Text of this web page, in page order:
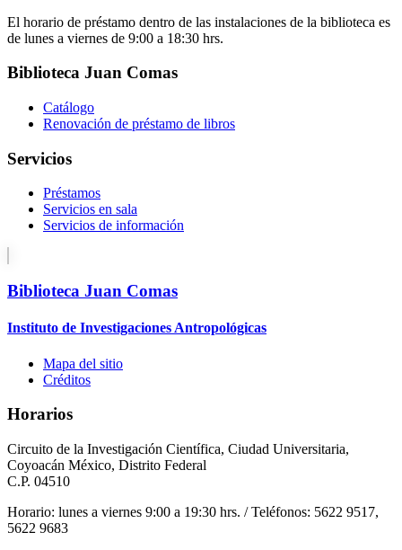
El horario de préstamo dentro de las instalaciones de la biblioteca es
de lunes a viernes de 9:00 a 18:30 hrs.
Biblioteca Juan Comas
Catálogo
Renovación de préstamo de libros
Servicios
Préstamos
Servicios en sala
Servicios de información
Biblioteca Juan Comas
Instituto de Investigaciones Antropológicas
Mapa del sitio
Créditos
Horarios
Circuito de la Investigación Científica, Ciudad Universitaria,
Coyoacán México, Distrito Federal
C.P. 04510
Horario: lunes a viernes 9:00 a 19:30 hrs. / Teléfonos: 5622 9517,
5622 9683